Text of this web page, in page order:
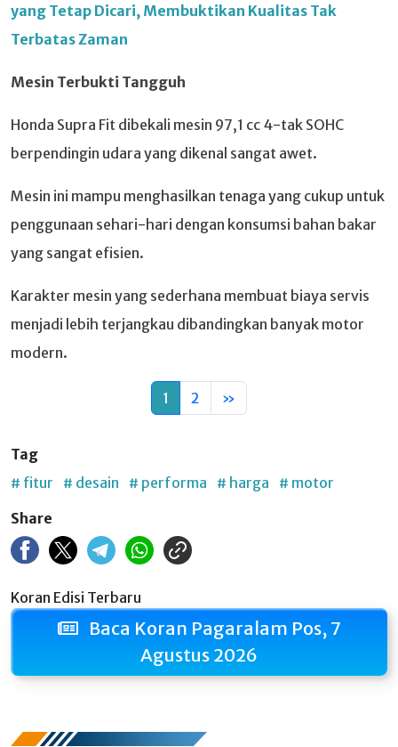
yang Tetap Dicari, Membuktikan Kualitas Tak
Terbatas Zaman
Mesin Terbukti Tangguh
Honda Supra Fit dibekali mesin 97,1 cc 4-tak SOHC
berpendingin udara yang dikenal sangat awet.
Mesin ini mampu menghasilkan tenaga yang cukup untuk
penggunaan sehari-hari dengan konsumsi bahan bakar
yang sangat efisien.
Karakter mesin yang sederhana membuat biaya servis
menjadi lebih terjangkau dibandingkan banyak motor
modern.
1 2 »
Tag
# fitur
# desain # performa # harga
# motor
Share
Koran Edisi Terbaru
Baca Koran Pagaralam Pos, 7
Agustus 2026